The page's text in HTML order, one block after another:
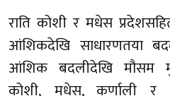
राति कोशी र मधेस
आंशिकदेखि साधारणतया
आंशिक बदलीदेखि मौसम
कोशी, मधेस, कर्णाली र